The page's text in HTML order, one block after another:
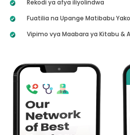
Rekodi ya afya iliyolindwa
Fuatilia na Upange Matibabu Yako
Vipimo vya Maabara ya Kitabu &